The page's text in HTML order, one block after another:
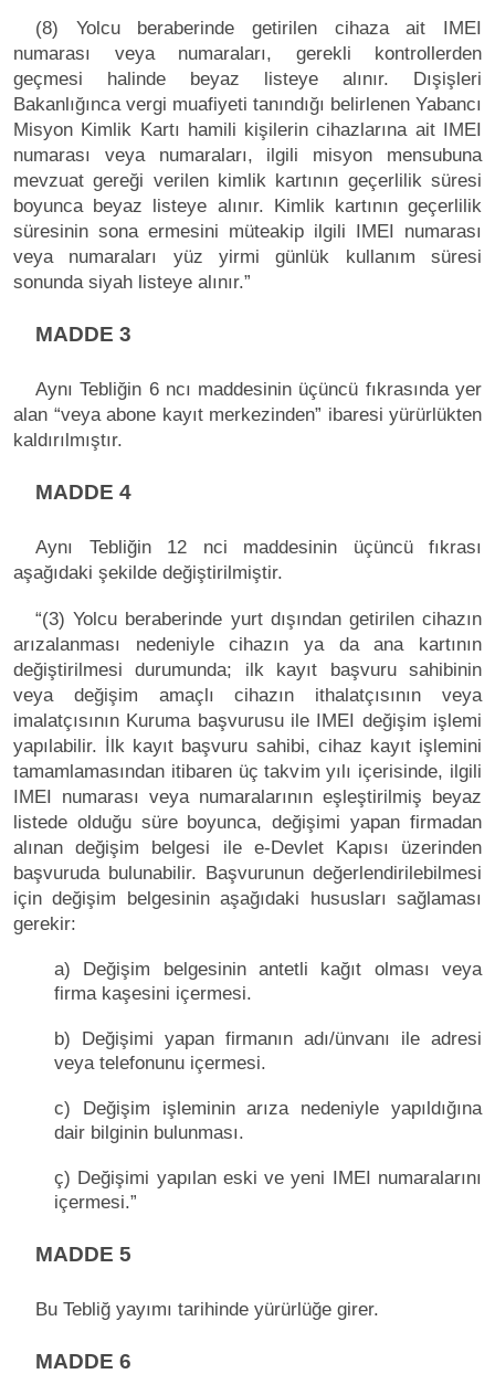
(8) Yolcu beraberinde getirilen cihaza ait IMEI
numarası veya numaraları, gerekli kontrollerden
geçmesi halinde beyaz listeye alınır. Dışişleri
Bakanlığınca vergi muafiyeti tanındığı belirlenen Yabancı
Misyon Kimlik Kartı hamili kişilerin cihazlarına ait IMEI
numarası veya numaraları, ilgili misyon mensubuna
mevzuat gereği verilen kimlik kartının geçerlilik süresi
boyunca beyaz listeye alınır. Kimlik kartının geçerlilik
süresinin sona ermesini müteakip ilgili IMEI numarası
veya numaraları yüz yirmi günlük kullanım süresi
sonunda siyah listeye alınır.”
MADDE 3
Aynı Tebliğin 6 ncı maddesinin üçüncü fıkrasında yer
alan “veya abone kayıt merkezinden” ibaresi yürürlükten
kaldırılmıştır.
MADDE 4
Aynı Tebliğin 12 nci maddesinin üçüncü fıkrası
aşağıdaki şekilde değiştirilmiştir.
“(3) Yolcu beraberinde yurt dışından getirilen cihazın
arızalanması nedeniyle cihazın ya da ana kartının
değiştirilmesi durumunda; ilk kayıt başvuru sahibinin
veya değişim amaçlı cihazın ithalatçısının veya
imalatçısının Kuruma başvurusu ile IMEI değişim işlemi
yapılabilir. İlk kayıt başvuru sahibi, cihaz kayıt işlemini
tamamlamasından itibaren üç takvim yılı içerisinde, ilgili
IMEI numarası veya numaralarının eşleştirilmiş beyaz
listede olduğu süre boyunca, değişimi yapan firmadan
alınan değişim belgesi ile e-Devlet Kapısı üzerinden
başvuruda bulunabilir. Başvurunun değerlendirilebilmesi
için değişim belgesinin aşağıdaki hususları sağlaması
gerekir:
a) Değişim belgesinin antetli kağıt olması veya
firma kaşesini içermesi.
b) Değişimi yapan firmanın adı/ünvanı ile adresi
veya telefonunu içermesi.
c) Değişim işleminin arıza nedeniyle yapıldığına
dair bilginin bulunması.
ç) Değişimi yapılan eski ve yeni IMEI numaralarını
içermesi.”
MADDE 5
Bu Tebliğ yayımı tarihinde yürürlüğe girer.
MADDE 6